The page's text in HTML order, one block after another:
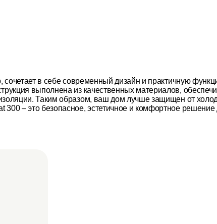
в себе современный дизайн и практичную
выполнена из качественных материалов,
Таким образом, ваш дом лучше защищен от
– это безопасное, эстетичное и комфортное решение